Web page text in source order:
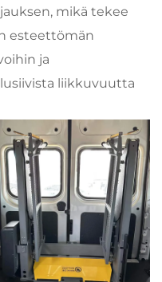
mikä tekee
esteettömän
ja
liikkuvuutta